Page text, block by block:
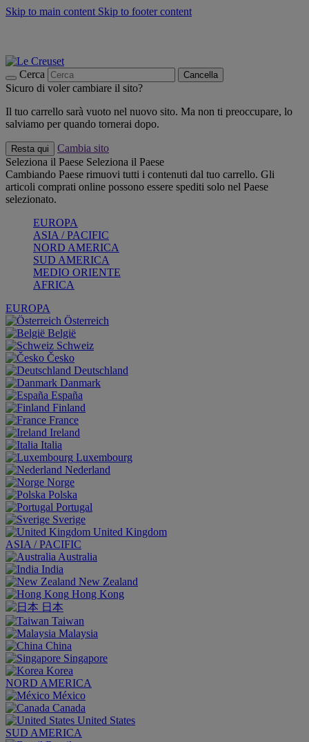
Skip to main content Skip to footer content
Cerca Cancella
Sicuro di voler cambiare il sito?
Il tuo carrello sarà vuoto nel nuovo sito. Ma non ti preoccupare, lo
salviamo per quando tornerai dopo.
Resta qui
Cambia sito
Seleziona il Paese Seleziona il Paese
Cambiando Paese rimuovi tutti i contenuti dal tuo carrello. Gli
articoli comprati online possono essere spediti solo nel Paese
selezionato.
EUROPA
ASIA / PACIFIC
NORD AMERICA
SUD AMERICA
MEDIO ORIENTE
AFRICA
EUROPA
Österreich
België
Schweiz
Česko
Deutschland
Danmark
España
Finland
France
Ireland
Italia
Luxembourg
Nederland
Norge
Polska
Portugal
Sverige
United Kingdom
ASIA / PACIFIC
Australia
India
New Zealand
Hong Kong
日本
Taiwan
Malaysia
China
Singapore
Korea
NORD AMERICA
México
Canada
United States
SUD AMERICA